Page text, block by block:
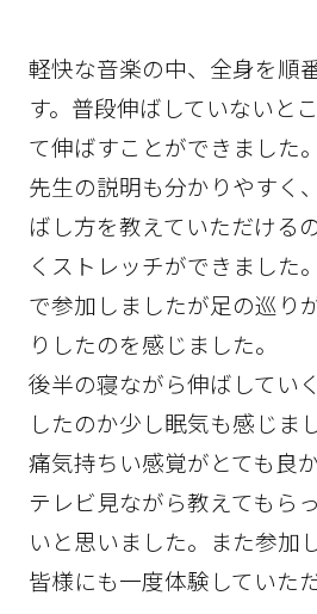
軽快な音楽の中、全身を順
す。普段伸ばしていないと
て伸ばすことができました。
先生の説明も分かりやすく
ばし方を教えていただける
くストレッチができました
で参加しましたが足の巡り
りしたのを感じました。
後半の寝ながら伸ばしてい
したのか少し眠気も感じま
痛気持ちい感覚がとても良
テレビ見ながら教えてもら
いと思いました。また参加
皆様にも一度体験していた